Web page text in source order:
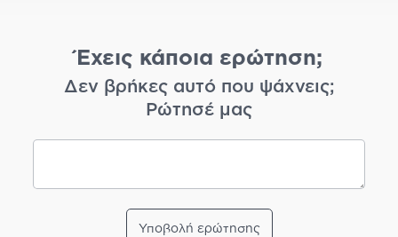
Έχεις κάποια ερώτηση;
Δεν βρήκες αυτό που ψάχνεις;
Ρώτησέ μας
Υποβολή ερώτησης